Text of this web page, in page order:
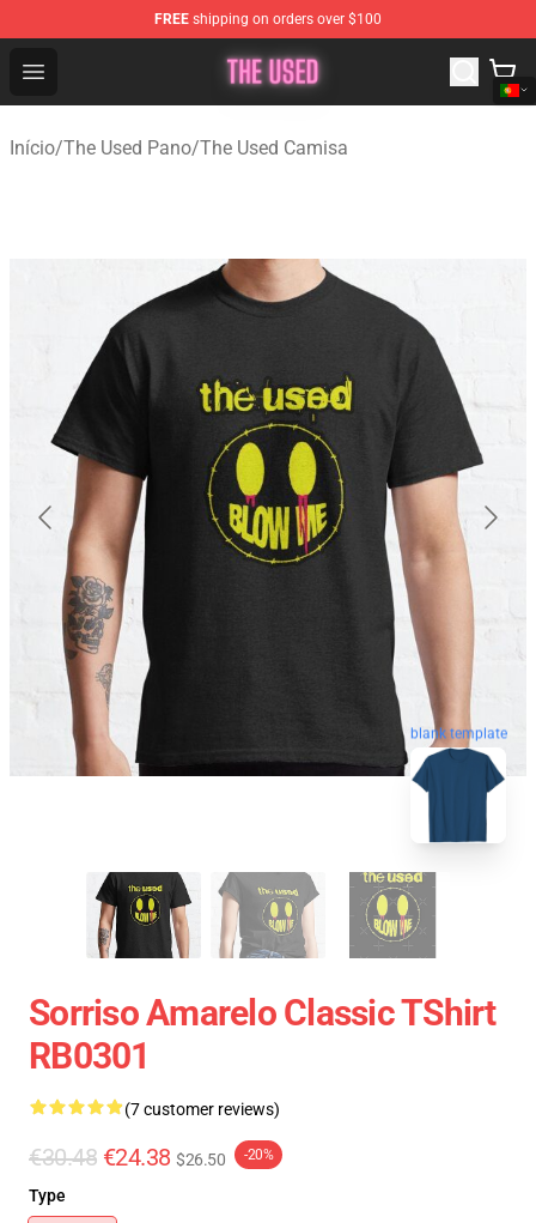
FREE shipping on orders over $100
Open menu
The Used Store - Official The Used Merchandise Shop
Início/The Used Pano/The Used Camisa
blank template
Sorriso Amarelo Classic TShirt
RB0301
(7 customer reviews)
€30.48 €24.38 $26.50 -20%
Type